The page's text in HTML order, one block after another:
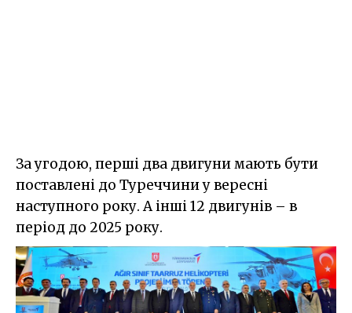
За угодою, перші два двигуни мають бути
поставлені до Туреччини у вересні
наступного року. А інші 12 двигунів – в
період до 2025 року.